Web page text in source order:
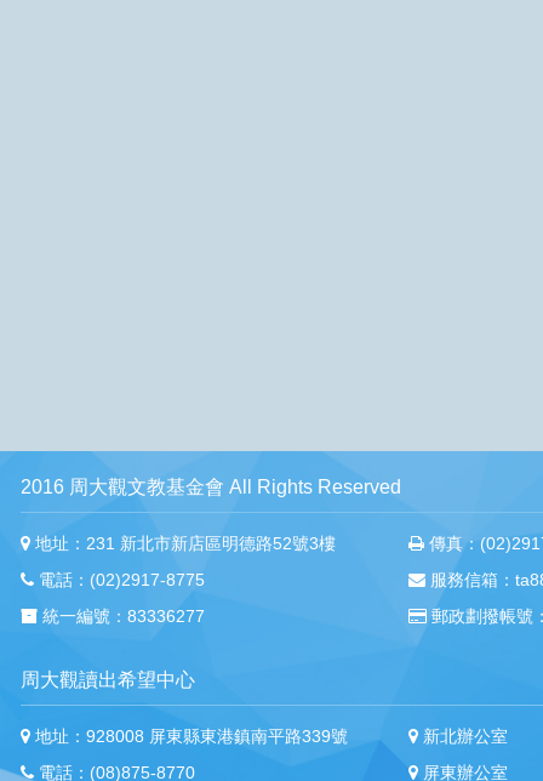
2016 周大觀文教基金會 All Rights Reserved
地址：231 新北市新店區明德路52號3樓
電話：(02)2917-8775
統一編號：83336277
傳真：
服務信箱：
郵政劃撥帳號
周大觀讀出希望中心
地址：928008 屏東縣東港鎮南平路339號
電話：(08)875-8770
新北辦公室
屏東辦公室